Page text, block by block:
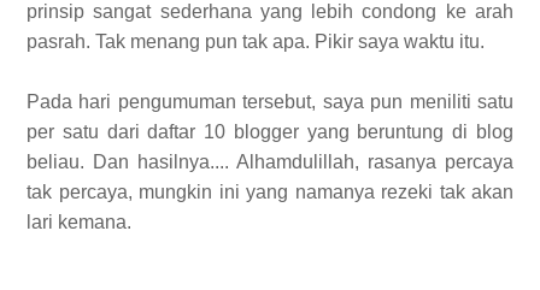
prinsip sangat sederhana yang lebih condong ke arah
pasrah. Tak menang pun tak apa. Pikir saya waktu itu.
Pada hari pengumuman tersebut, saya pun meniliti satu
per satu dari daftar 10 blogger yang beruntung di blog
beliau. Dan hasilnya.... Alhamdulillah, rasanya percaya
tak percaya, mungkin ini yang namanya rezeki tak akan
lari kemana.